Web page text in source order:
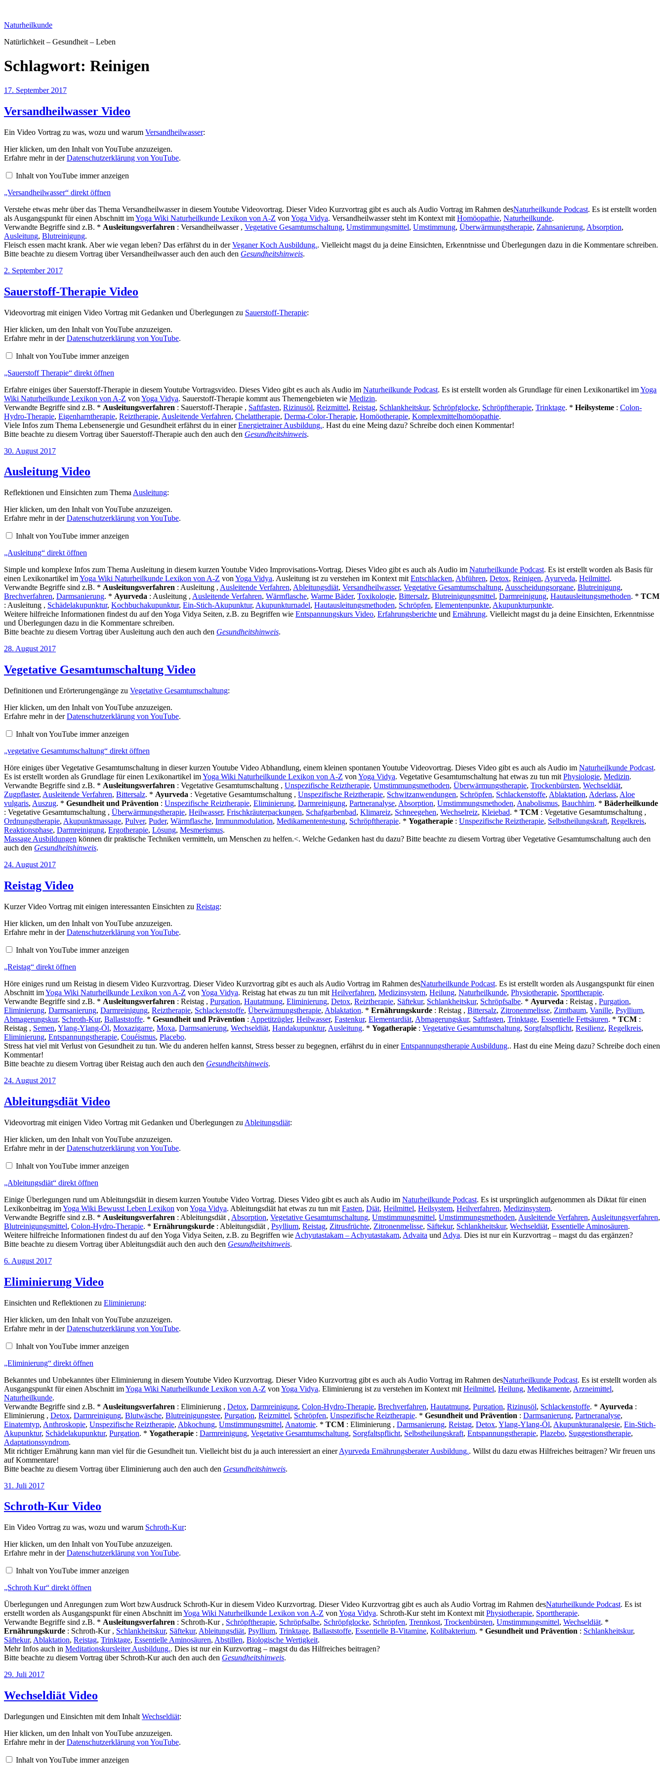
springen
Naturheilkunde
Natürlichkeit – Gesundheit – Leben
Schlagwort: Reinigen
Veröffentlicht
17. September 2017
Versandheilwasser Video
Ein Video Vortrag zu was, wozu und warum Versandheilwasser:
„Versandheilwasser“
von
YouTube
Hier klicken, um den Inhalt von YouTube anzuzeigen.
Erfahre mehr in derDatenschutzerklärung von YouTube.
Inhalt von YouTube immer anzeigen
„Versandheilwasser“ direkt öffnen
Verstehe etwas mehr über das Thema Versandheilwasser in diesem Youtube Videovortrag. Dieser Video Kurzvortrag gibt es auch als Audio Vortrag im Rahmen desNaturheilkunde Podcast. Es ist erstellt worden
als Ausgangspunkt für einen Abschnitt imYoga Wiki Naturheilkunde Lexikon von A-Z von Yoga Vidya. Versandheilwasser steht im Kontext mit Homöopathie, Naturheilkunde.
Verwandte Begriffe sind z.B. * Ausleitungsverfahren : Versandheilwasser , Vegetative Gesamtumschaltung, Umstimmungsmittel, Umstimmung, Überwärmungstherapie, Zahnsanierung, Absorption,
Ausleitung, Blutreinigung.
Fleisch essen macht krank. Aber wie vegan leben? Das erfährst du in derVeganer Koch Ausbildung.. Vielleicht magst du ja deine Einsichten, Erkenntnisse und Überlegungen dazu in die Kommentare schreiben.
Bitte beachte zu diesem Vortrag über Versandheilwasser auch den auch den Gesundheitshinweis.
Veröffentlicht
2. September 2017
Sauerstoff-Therapie Video
Videovortrag mit einigen Video Vortrag mit Gedanken und Überlegungen zu Sauerstoff-Therapie:
„Sauerstoff
Therapie“
von
anzeigen
Hier klicken, um den Inhalt von YouTube anzuzeigen.
Erfahre mehr in derDatenschutzerklärung von YouTube.
Inhalt von YouTube immer anzeigen
„Sauerstoff Therapie“ direkt öffnen
Erfahre einiges über Sauerstoff-Therapie in diesem Youtube Vortragsvideo. Dieses Video gibt es auch als Audio im Naturheilkunde Podcast. Es ist erstellt worden als Grundlage für einen Lexikonartikel imYoga
Wiki Naturheilkunde Lexikon von A-Z von Yoga Vidya. Sauerstoff-Therapie kommt aus Themengebieten wie Medizin.
Verwandte Begriffe sind z.B. * Ausleitungsverfahren : Sauerstoff-Therapie , Saftfasten, Rizinusöl, Reizmittel, Reistag, Schlankheitskur, Schröpfglocke, Schröpftherapie, Trinktage. * Heilsysteme : Colon-
Hydro-Therapie, Eigenharntherapie, Reiztherapie, Ausleitende Verfahren, Chelattherapie, Derma-Color-Therapie, Homöotherapie, Komplexmittelhomöopathie.
Viele Infos zum Thema Lebensenergie und Gesundheit erfährst du in einerEnergietrainer Ausbildung.. Hast du eine Meing dazu? Schreibe doch einen Kommentar!
Bitte beachte zu diesem Vortrag über Sauerstoff-Therapie auch den auch den Gesundheitshinweis.
Veröffentlicht
30. August 2017
Ausleitung Video
Reflektionen und Einsichten zum Thema Ausleitung:
„Ausleitung“
von
YouTube
anzeigen
Hier klicken, um den Inhalt von YouTube anzuzeigen.
Erfahre mehr in derDatenschutzerklärung von YouTube.
Inhalt von YouTube immer anzeigen
„Ausleitung“ direkt öffnen
Simple und komplexe Infos zum Thema Ausleitung in diesem kurzen Youtube Video Improvisations-Vortrag. Dieses Video gibt es auch als Audio im Naturheilkunde Podcast. Es ist erstellt worden als Basis für
einen Lexikonartikel imYoga Wiki Naturheilkunde Lexikon von A-Z von Yoga Vidya. Ausleitung ist zu verstehen im Kontext mit Entschlacken, Abführen, Detox, Reinigen, Ayurveda, Heilmittel.
Verwandte Begriffe sind z.B. * Ausleitungsverfahren : Ausleitung , Ausleitende Verfahren, Ableitungsdiät, Versandheilwasser, Vegetative Gesamtumschaltung, Ausscheidungsorgane, Blutreinigung,
Brechverfahren, Darmsanierung. * Ayurveda : Ausleitung , Ausleitende Verfahren, Wärmflasche, Warme Bäder, Toxikologie, Bittersalz, Blutreinigungsmittel, Darmreinigung, Hautausleitungsmethoden. * TCM
: Ausleitung , Schädelakupunktur, Kochbuchakupunktur, Ein-Stich-Akupunktur, Akupunkturnadel, Hautausleitungsmethoden, Schröpfen, Elementenpunkte, Akupunkturpunkte.
Weitere hilfreiche Informationen findest du auf den Yoga Vidya Seiten, z.B. zu Begriffen wie Entspannungskurs Video, Erfahrungsberichte und Ernährung. Vielleicht magst du ja deine Einsichten, Erkenntnisse
und Überlegungen dazu in die Kommentare schreiben.
Bitte beachte zu diesem Vortrag über Ausleitung auch den auch den Gesundheitshinweis.
Veröffentlicht
28. August 2017
Vegetative Gesamtumschaltung Video
Definitionen und Erörterungengänge zu Vegetative Gesamtumschaltung:
„vegetative
Gesamtumschaltung“
von
YouTube
anzeigen
Hier klicken, um den Inhalt von YouTube anzuzeigen.
Erfahre mehr in derDatenschutzerklärung von YouTube.
Inhalt von YouTube immer anzeigen
„vegetative Gesamtumschaltung“ direkt öffnen
Höre einiges über Vegetative Gesamtumschaltung in dieser kurzen Youtube Video Abhandlung, einem kleinen spontanen Youtube Videovortrag. Dieses Video gibt es auch als Audio im Naturheilkunde Podcast.
Es ist erstellt worden als Grundlage für einen Lexikonartikel imYoga Wiki Naturheilkunde Lexikon von A-Z von Yoga Vidya. Vegetative Gesamtumschaltung hat etwas zu tun mit Physiologie, Medizin.
Verwandte Begriffe sind z.B. * Ausleitungsverfahren : Vegetative Gesamtumschaltung , Unspezifische Reiztherapie, Umstimmungsmethoden, Überwärmungstherapie, Trockenbürsten, Wechseldiät,
Zugpflaster, Ausleitende Verfahren, Bittersalz. * Ayurveda : Vegetative Gesamtumschaltung , Unspezifische Reiztherapie, Schwitzanwendungen, Schröpfen, Schlackenstoffe, Ablaktation, Aderlass, Aloe
vulgaris, Auszug. * Gesundheit und Prävention : Unspezifische Reiztherapie, Eliminierung, Darmreinigung, Partneranalyse, Absorption, Umstimmungsmethoden, Anabolismus, Bauchhirn. * Bäderheilkunde
: Vegetative Gesamtumschaltung , Überwärmungstherapie, Heilwasser, Frischkräuterpackungen, Schafgarbenbad, Klimareiz, Schneegehen, Wechselreiz, Kleiebad. * TCM : Vegetative Gesamtumschaltung ,
Ordnungstherapie, Akupunktmassage, Pulver, Puder, Wärmflasche, Immunmodulation, Medikamententestung, Schröpftherapie. * Yogatherapie : Unspezifische Reiztherapie, Selbstheilungskraft, Regelkreis,
Reaktionsphase, Darmreinigung, Ergotherapie, Lösung, Mesmerismus.
Massage Ausbildungen können dir praktische Techniken vermitteln, um Menschen zu helfen.<. Welche Gedanken hast du dazu? Bitte beachte zu diesem Vortrag über Vegetative Gesamtumschaltung auch den
auch den Gesundheitshinweis.
Veröffentlicht
24. August 2017
Reistag Video
Kurzer Video Vortrag mit einigen interessanten Einsichten zu Reistag:
„Reistag“
von
YouTube
Hier klicken, um den Inhalt von YouTube anzuzeigen.
Erfahre mehr in derDatenschutzerklärung von YouTube.
Inhalt von YouTube immer anzeigen
„Reistag“ direkt öffnen
Höre einiges rund um Reistag in diesem Video Kurzvortrag. Dieser Video Kurzvortrag gibt es auch als Audio Vortrag im Rahmen desNaturheilkunde Podcast. Es ist erstellt worden als Ausgangspunkt für einen
Abschnitt imYoga Wiki Naturheilkunde Lexikon von A-Z von Yoga Vidya. Reistag hat etwas zu tun mit Heilverfahren, Medizinsystem, Heilung, Naturheilkunde, Physiotherapie, Sporttherapie.
Verwandte Begriffe sind z.B. * Ausleitungsverfahren : Reistag , Purgation, Hautatmung, Eliminierung, Detox, Reiztherapie, Säftekur, Schlankheitskur, Schröpfsalbe. * Ayurveda : Reistag , Purgation,
Eliminierung, Darmsanierung, Darmreinigung, Reiztherapie, Schlackenstoffe, Überwärmungstherapie, Ablaktation. * Ernährungskurde : Reistag , Bittersalz, Zitronenmelisse, Zimtbaum, Vanille, Psyllium,
Abmagerungskur, Schroth-Kur, Ballaststoffe. * Gesundheit und Prävention : Appetitzügler, Heilwasser, Fastenkur, Elementardiät, Abmagerungskur, Saftfasten, Trinktage, Essentielle Fettsäuren. * TCM :
Reistag , Semen, Ylang-Ylang-Öl, Moxazigarre, Moxa, Darmsanierung, Wechseldiät, Handakupunktur, Ausleitung. * Yogatherapie : Vegetative Gesamtumschaltung, Sorgfaltspflicht, Resilienz, Regelkreis,
Eliminierung, Entspannungstherapie, Couéismus, Placebo.
Stress hat viel mit Verlust von Gesundheit zu tun. Wie du anderen helfen kannst, Stress besser zu begegnen, erfährst du in einerEntspannungstherapie Ausbildung.. Hast du eine Meing dazu? Schreibe doch einen
Kommentar!
Bitte beachte zu diesem Vortrag über Reistag auch den auch den Gesundheitshinweis.
Veröffentlicht
24. August 2017
Ableitungsdiät Video
Videovortrag mit einigen Video Vortrag mit Gedanken und Überlegungen zu Ableitungsdiät:
„Ableitungsdiät“
von
YouTube
Hier klicken, um den Inhalt von YouTube anzuzeigen.
Erfahre mehr in derDatenschutzerklärung von YouTube.
Inhalt von YouTube immer anzeigen
„Ableitungsdiät“ direkt öffnen
Einige Überlegungen rund um Ableitungsdiät in diesem kurzen Youtube Video Vortrag. Dieses Video gibt es auch als Audio im Naturheilkunde Podcast. Es ist ursprünglich aufgenommen als Diktat für einen
Lexikonbeitrag imYoga Wiki Bewusst Leben Lexikon von Yoga Vidya. Ableitungsdiät hat etwas zu tun mit Fasten, Diät, Heilmittel, Heilsystem, Heilverfahren, Medizinsystem.
Verwandte Begriffe sind z.B. * Ausleitungsverfahren : Ableitungsdiät , Absorption, Vegetative Gesamtumschaltung, Umstimmungsmittel, Umstimmungsmethoden, Ausleitende Verfahren, Ausleitungsverfahren,
Blutreinigungsmittel, Colon-Hydro-Therapie. * Ernährungskurde : Ableitungsdiät , Psyllium, Reistag, Zitrusfrüchte, Zitronenmelisse, Säftekur, Schlankheitskur, Wechseldiät, Essentielle Aminosäuren.
Weitere hilfreiche Informationen findest du auf den Yoga Vidya Seiten, z.B. zu Begriffen wie Achyutastakam – Achyutastakam, Advaita und Adya. Dies ist nur ein Kurzvortrag – magst du das ergänzen?
Bitte beachte zu diesem Vortrag über Ableitungsdiät auch den auch den Gesundheitshinweis.
Veröffentlicht
6. August 2017
Eliminierung Video
Einsichten und Reflektionen zu Eliminierung:
„Eliminierung“
von
YouTube
Hier klicken, um den Inhalt von YouTube anzuzeigen.
Erfahre mehr in derDatenschutzerklärung von YouTube.
Inhalt von YouTube immer anzeigen
„Eliminierung“ direkt öffnen
Bekanntes und Unbekanntes über Eliminierung in diesem Youtube Video Kurzvortrag. Dieser Video Kurzvortrag gibt es auch als Audio Vortrag im Rahmen desNaturheilkunde Podcast. Es ist erstellt worden als
Ausgangspunkt für einen Abschnitt imYoga Wiki Naturheilkunde Lexikon von A-Z von Yoga Vidya. Eliminierung ist zu verstehen im Kontext mit Heilmittel, Heilung, Medikamente, Arzneimittel,
Naturheilkunde.
Verwandte Begriffe sind z.B. * Ausleitungsverfahren : Eliminierung , Detox, Darmreinigung, Colon-Hydro-Therapie, Brechverfahren, Hautatmung, Purgation, Rizinusöl, Schlackenstoffe. * Ayurveda :
Eliminierung , Detox, Darmreinigung, Blutwäsche, Blutreinigungstee, Purgation, Reizmittel, Schröpfen, Unspezifische Reiztherapie. * Gesundheit und Prävention : Darmsanierung, Partneranalyse,
Einatemtyp, Anthroskopie, Unspezifische Reiztherapie, Abkochung, Umstimmungsmittel, Anatomie. * TCM : Eliminierung , Darmsanierung, Reistag, Detox, Ylang-Ylang-Öl, Akupunkturanalgesie, Ein-Stich-
Akupunktur, Schädelakupunktur, Purgation. * Yogatherapie : Darmreinigung, Vegetative Gesamtumschaltung, Sorgfaltspflicht, Selbstheilungskraft, Entspannungstherapie, Plazebo, Suggestionstherapie,
Adaptationssyndrom.
Mit richtiger Ernährung kann man viel für die Gesundheit tun. Vielleicht bist du ja auch interessiert an einerAyurveda Ernährungsberater Ausbildung.. Willst du dazu etwas Hilfreiches beitragen? Wir freuen uns
auf Kommentare!
Bitte beachte zu diesem Vortrag über Eliminierung auch den auch den Gesundheitshinweis.
Veröffentlicht
31. Juli 2017
Schroth-Kur Video
Ein Video Vortrag zu was, wozu und warum Schroth-Kur:
„Schroth
Kur“
von
YouTube
anzeigen
Hier klicken, um den Inhalt von YouTube anzuzeigen.
Erfahre mehr in derDatenschutzerklärung von YouTube.
Inhalt von YouTube immer anzeigen
„Schroth Kur“ direkt öffnen
Überlegungen und Anregungen zum Wort bzwAusdruck Schroth-Kur in diesem Video Kurzvortrag. Dieser Video Kurzvortrag gibt es auch als Audio Vortrag im Rahmen desNaturheilkunde Podcast. Es ist
erstellt worden als Ausgangspunkt für einen Abschnitt imYoga Wiki Naturheilkunde Lexikon von A-Z von Yoga Vidya. Schroth-Kur steht im Kontext mit Physiotherapie, Sporttherapie.
Verwandte Begriffe sind z.B. * Ausleitungsverfahren : Schroth-Kur , Schröpftherapie, Schröpfsalbe, Schröpfglocke, Schröpfen, Trennkost, Trockenbürsten, Umstimmungsmittel, Wechseldiät. *
Ernährungskurde : Schroth-Kur , Schlankheitskur, Säftekur, Ableitungsdiät, Psyllium, Trinktage, Ballaststoffe, Essentielle B-Vitamine, Kolibakterium. * Gesundheit und Prävention : Schlankheitskur,
Säftekur, Ablaktation, Reistag, Trinktage, Essentielle Aminosäuren, Abstillen, Biologische Wertigkeit.
Mehr Infos auch in Meditationskursleiter Ausbildung.. Dies ist nur ein Kurzvortrag – magst du das Hilfreiches beitragen?
Bitte beachte zu diesem Vortrag über Schroth-Kur auch den auch den Gesundheitshinweis.
Veröffentlicht
29. Juli 2017
Wechseldiät Video
Darlegungen und Einsichten mit dem Inhalt Wechseldiät:
„Wechseldiät“
von
YouTube
anzeigen
Hier klicken, um den Inhalt von YouTube anzuzeigen.
Erfahre mehr in derDatenschutzerklärung von YouTube.
Inhalt von YouTube immer anzeigen